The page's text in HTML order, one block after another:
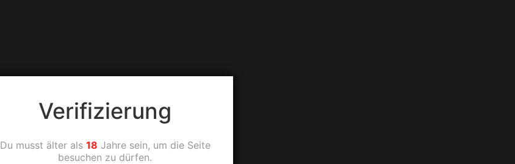
Verifizierung
Du musst älter als 18 Jahre sein, um die Seite
besuchen zu dürfen.